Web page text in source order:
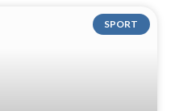
SPORT